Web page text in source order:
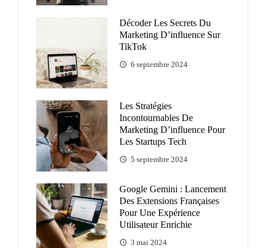
Décoder Les Secrets Du
Marketing D’influence Sur
TikTok
6 septembre 2024
Les Stratégies
Incontournables De
Marketing D’influence Pour
Les Startups Tech
5 septembre 2024
Google Gemini : Lancement
Des Extensions Françaises
Pour Une Expérience
Utilisateur Enrichie
3 mai 2024